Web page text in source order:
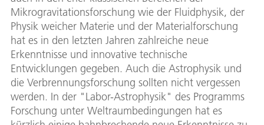
Mikrogravitationsforschung wie der Fluidphysik, der
Physik weicher Materie und der Materialforschung
hat es in den letzten Jahren zahlreiche neue
Erkenntnisse und innovative technische
Entwicklungen gegeben. Auch die Astrophysik und
die Verbrennungsforschung sollten nicht vergessen
werden. In der "Labor-Astrophysik" des Programms
Forschung unter Weltraumbedingungen hat es